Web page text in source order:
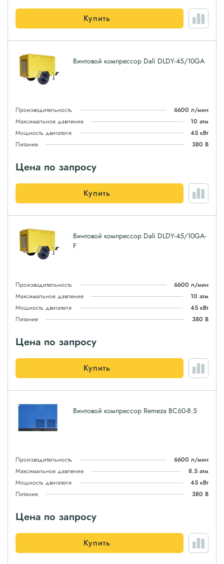
Купить
Винтовой компрессор Dali DLDY-45/10GA
Производительность
6600 л/мин
Максимальное давление
10 атм
Мощность двигателя
45 кВт
Питание
380 В
Цена по запросу
Купить
Винтовой компрессор Dali DLDY-45/10GA-
F
Производительность
6600 л/мин
Максимальное давление
10 атм
Мощность двигателя
45 кВт
Питание
380 В
Цена по запросу
Купить
Винтовой компрессор Remeza ВС60-8.5
Производительность
6600 л/мин
Максимальное давление
8.5 атм
Мощность двигателя
45 кВт
Питание
380 В
Цена по запросу
Купить